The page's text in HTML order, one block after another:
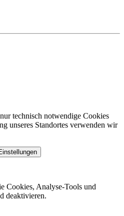
technisch notwendige Cookies
unseres Standortes verwenden wir
Cookies, Analyse-Tools und
deaktivieren.